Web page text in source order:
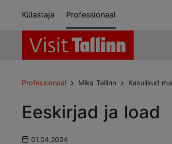
Külastaja Professionaal
Professionaal Miks Tallinn Kasulikud
Eeskirjad ja load
01.04.2024